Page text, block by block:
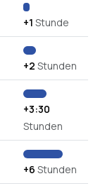
+1 Stunde
+2 Stunden
+3:30
Stunden
+6 Stunden